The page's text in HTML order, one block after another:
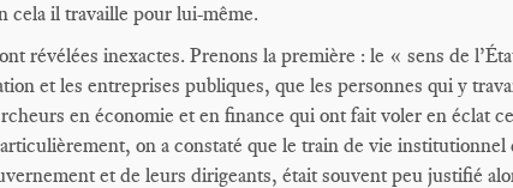
cela il travaille pour lui-même.
révélées inexactes. Prenons la première : le « sens de
et les entreprises publiques, que les personnes qui y
en économie et en finance qui ont fait voler en éclat
on a constaté que le train de vie institutionnel
et de leurs dirigeants, était souvent peu justifié